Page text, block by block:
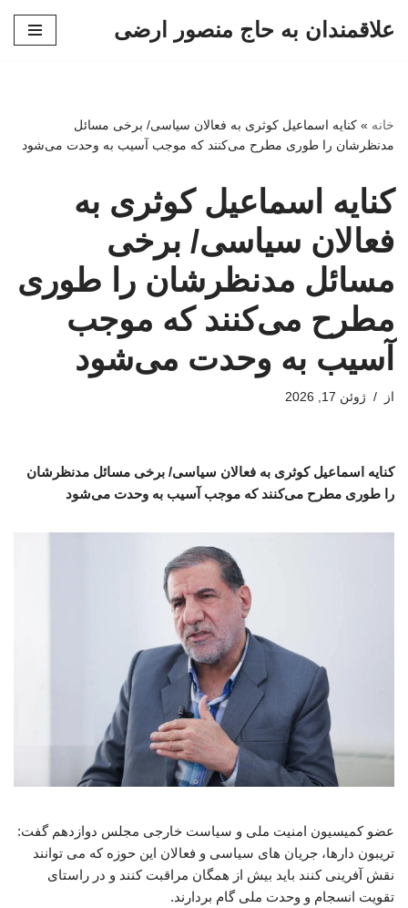
علاقمندان به حاج منصور ارضی
خانه » کنایه اسماعیل کوثری به فعالان سیاسی/ برخی مسائل
مدنظرشان را طوری مطرح می‌کنند که موجب آسیب به وحدت می‌شود
کنایه اسماعیل کوثری به
فعالان سیاسی/ برخی
مسائل مدنظرشان را طوری
مطرح می‌کنند که موجب
آسیب به وحدت می‌شود
از ژوئن 17, 2026
کنایه اسماعیل کوثری به فعالان سیاسی/ برخی مسائل مدنظرشان
را طوری مطرح می‌کنند که موجب آسیب به وحدت می‌شود
عضو کمیسیون امنیت ملی و سیاست خارجی مجلس دوازدهم گفت:
تریبون دارها، جریان های سیاسی و فعالان این حوزه که می توانند
نقش آفرینی کنند باید بیش از همگان مراقبت کنند و در راستای
تقویت انسجام و وحدت ملی گام بردارند.